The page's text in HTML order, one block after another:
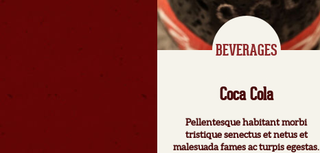
BEVERAGES
Coca Cola
Pellentesque habitant morbi
tristique senectus et netus et
malesuada fames ac turpis egestas.